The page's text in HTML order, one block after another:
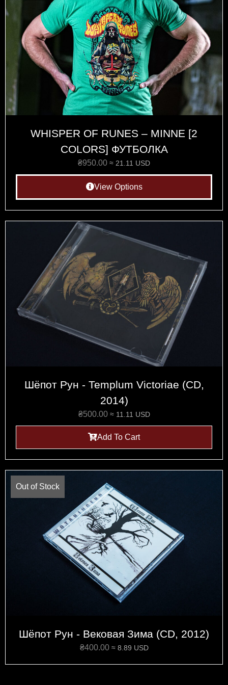
WHISPER OF RUNES – MINNE [2
COLORS] ФУТБОЛКА
₴950.00 ≈ 21.11 USD
View Options
Шёпот Рун - Templum Victoriae (CD,
2014)
₴500.00 ≈ 11.11 USD
Add To Cart
Out of Stock
Шёпот Рун - Вековая Зима (CD, 2012)
₴400.00 ≈ 8.89 USD